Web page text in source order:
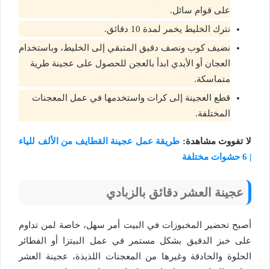
على قوام سائل.
نترك الخليط يخمر لمدة 10 دقائق.
نضيف كوب ونصف دقيق المتبقي إلى الخليط، وباستخدام
العجان أو الأيدي ابدأ بالعجن للحصول على عجينة طرية
متماسكة.
قطع العجينة إلى كرات واستخدمها في عمل المعجنات
المختلفة.
لا تفووت مشاهدة: طريقة عمل عجينة القطايف من الألف للياء
| 6 حشوات مختلفة
عجينة العشر دقائق بالزبادي
أصبح تحضير المخبوزات في البيت أمر سهل، خاصة لمن تداوم
على خبز الدقيق بشكل مستمر في عمل البيتزا أو الفطائر
الحلوة والحادقة وغيرها من المعجنات اللذيذة، عجينة العشر